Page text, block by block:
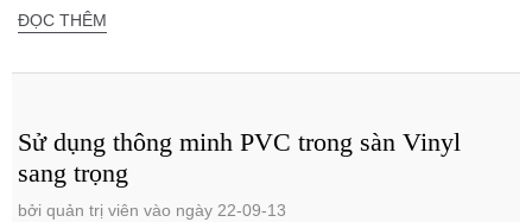
ĐỌC THÊM
Sử dụng thông minh PVC trong sàn Vinyl
sang trọng
bởi quản trị viên vào ngày 22-09-13